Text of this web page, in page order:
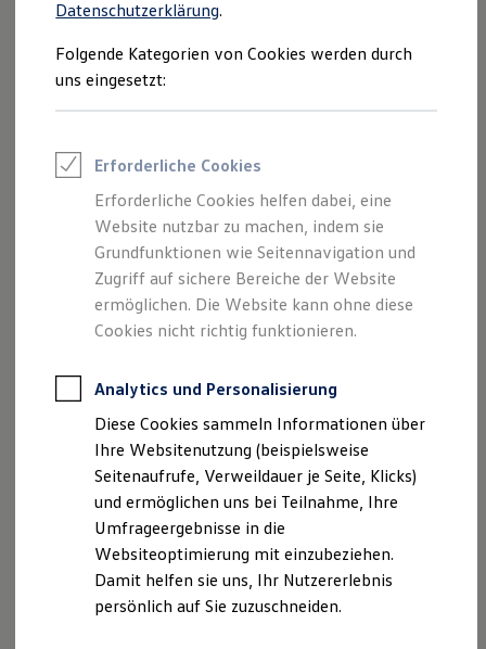
Elektromobilität bei Gebrauchtwagen
Saisonangebote
Reifenpakete
Leasing
Leasing-Angebote
Elektroauto Leasing
Kleinwagen-Leasing
Leasing ohne Anzahlung
Finanzierung
Autokredit mit Schlussrate
Versicherungen und Garantien
Kfz-Versicherung
Restschuldversicherungen
Garantien
Professional Class bei Volkswagen
Behörden
Direktkunden
Sonderfahrzeuge
Anpfiff zum Gewinn
Elektromobilität
Elektroautos
ID. Tutorials
Elektrofahrzeugkonzepte
ID. EVERY1
Reichweite
Der Polo
Kompakt, wendig und voller Möglichkeiten.
Entdecken Sie den Polo.
Datenschutzerklärung.
Folgende Kategorien von Cookies werden durch
uns eingesetzt:
Erforderliche Cookies
Erforderliche Cookies helfen dabei, eine
Website nutzbar zu machen, indem sie
Grundfunktionen wie Seitennavigation und
Zugriff auf sichere Bereiche der Website
ermöglichen. Die Website kann ohne diese
Cookies nicht richtig funktionieren.
Analytics und Personalisierung
Diese Cookies sammeln Informationen über
Ihre Websitenutzung (beispielsweise
Seitenaufrufe, Verweildauer je Seite, Klicks)
und ermöglichen uns bei Teilnahme, Ihre
Umfrageergebnisse in die
Websiteoptimierung mit einzubeziehen.
Damit helfen sie uns, Ihr Nutzererlebnis
persönlich auf Sie zuzuschneiden.